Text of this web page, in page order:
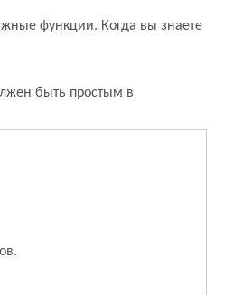
функции. Когда вы знаете
быть простым в